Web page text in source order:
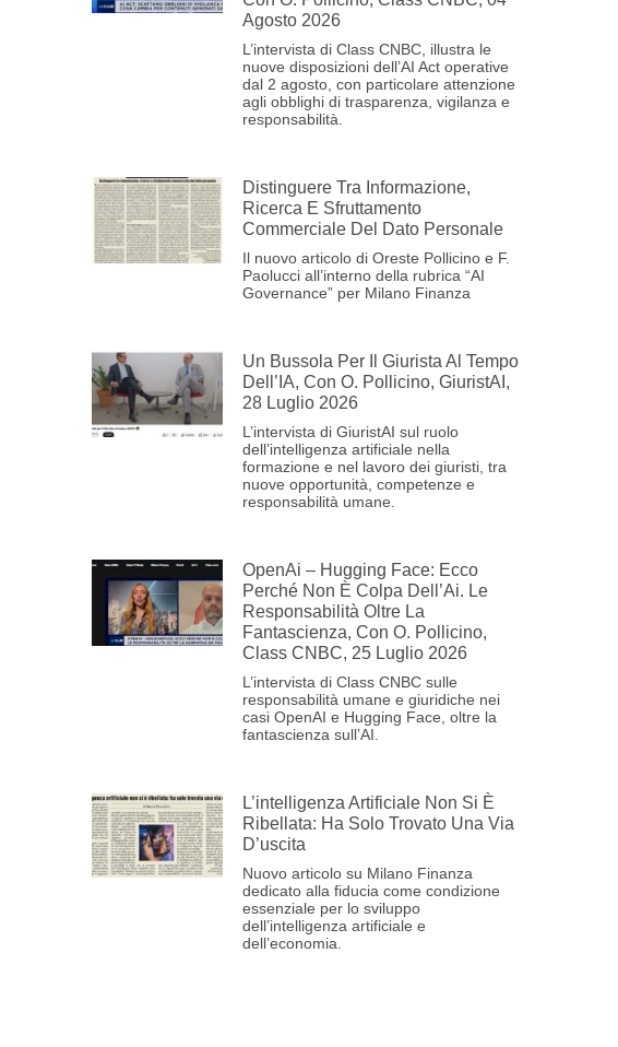
Agosto 2026
L’intervista di Class CNBC, illustra le
nuove disposizioni dell’AI Act operative
dal 2 agosto, con particolare attenzione
agli obblighi di trasparenza, vigilanza e
responsabilità.
Distinguere Tra Informazione,
Ricerca E Sfruttamento
Commerciale Del Dato Personale
Il nuovo articolo di Oreste Pollicino e F.
Paolucci all’interno della rubrica “AI
Governance” per Milano Finanza
Un Bussola Per Il Giurista Al Tempo
Dell’IA, Con O. Pollicino, GiuristAI,
28 Luglio 2026
L’intervista di GiuristAI sul ruolo
dell’intelligenza artificiale nella
formazione e nel lavoro dei giuristi, tra
nuove opportunità, competenze e
responsabilità umane.
OpenAi – Hugging Face: Ecco
Perché Non È Colpa Dell’Ai. Le
Responsabilità Oltre La
Fantascienza, Con O. Pollicino,
Class CNBC, 25 Luglio 2026
L’intervista di Class CNBC sulle
responsabilità umane e giuridiche nei
casi OpenAI e Hugging Face, oltre la
fantascienza sull’AI.
L’intelligenza Artificiale Non Si È
Ribellata: Ha Solo Trovato Una Via
D’uscita
Nuovo articolo su Milano Finanza
dedicato alla fiducia come condizione
essenziale per lo sviluppo
dell’intelligenza artificiale e
dell’economia.